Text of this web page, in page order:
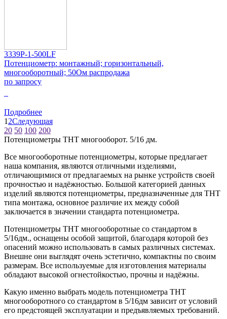
3339P-1-500LF
Потенциометр: монтажный; горизонтальный,
многооборотный; 50Ом распродажа
по запросу
Подробнее
1 2Следующая
20 50 100 200
Потенциометры THT многооборот. 5/16 дм.
Все многооборотные потенциометры, которые предлагает
наша компания, являются отличными изделиями,
отличающимися от предлагаемых на рынке устройств своей
прочностью и надёжностью. Большой категорией данных
изделий являются потенциометры, предназначенные для ТНТ
типа монтажа, основное различие их между собой
заключается в значении стандарта потенциометра.
Потенциометры ТНТ многооборотные со стандартом в
5/16дм., оснащены особой защитой, благодаря которой без
опасений можно использовать в самых различных системах.
Внешне они выглядят очень эстетично, компактны по своим
размерам. Все используемые для изготовления материалы
обладают высокой огнестойкостью, прочны и надёжны.
Какую именно выбрать модель потенциометра ТНТ
многооборотного со стандартом в 5/16дм зависит от условий
его предстоящей эксплуатации и предъявляемых требований.